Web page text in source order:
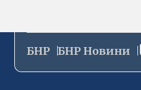
БНР БНР Новини